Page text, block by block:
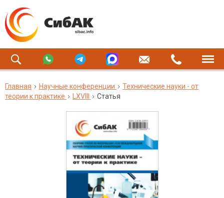
Главная Научные конференции
Технические науки - от
теории к практике
LXVIII Статья